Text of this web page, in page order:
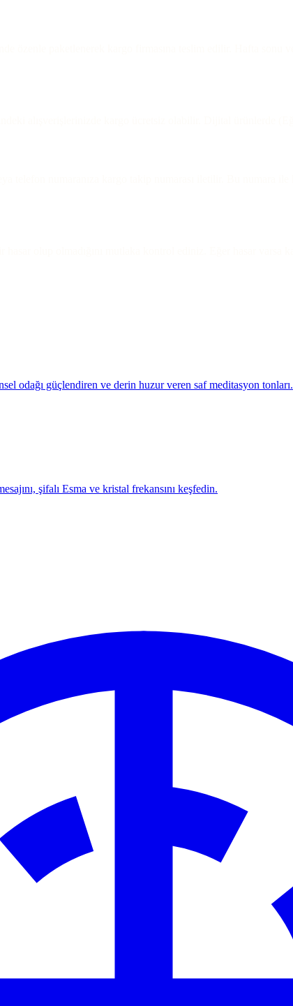
odağı güçlendiren ve derin huzur veren saf meditasyon tonları.
şifalı Esma ve kristal frekansını keşfedin.